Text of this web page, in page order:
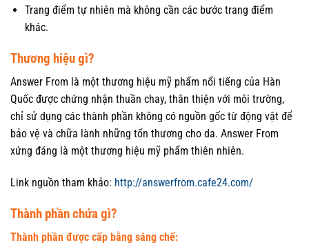
Trang điểm tự nhiên mà không cần các bước trang điểm
khác.
Thương hiệu gì?
Answer From là một thương hiệu mỹ phẩm nổi tiếng của Hàn
Quốc được chứng nhận thuần chay, thân thiện với môi trường,
chỉ sử dụng các thành phần không có nguồn gốc từ động vật để
bảo vệ và chữa lành những tổn thương cho da. Answer From
xứng đáng là một thương hiệu mỹ phẩm thiên nhiên.
Link nguồn tham khảo: http://answerfrom.cafe24.com/
Thành phần chứa gì?
Thành phần được cấp bằng sáng chế: